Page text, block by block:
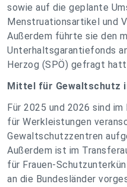
sowie auf die geplante
Menstruationsartikel und
Außerdem führte sie den
Unterhaltsgarantiefonds
Herzog (SPÖ) gefragt
Mittel für Gewaltschutz
Für 2025 und 2026 sind
für Werkleistungen
Gewaltschutzzentren
Außerdem ist im
für Frauen-
an die Bundesländer